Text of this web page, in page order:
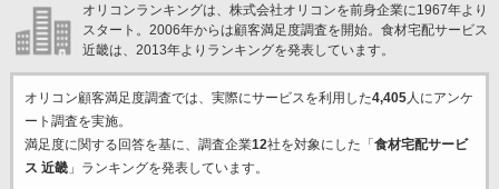
オリコンランキングは、株式会社オリコンを前身企業に1967年より
スタート。2006年からは顧客満足度調査を開始。食材宅配サービス
近畿は、2013年よりランキングを発表しています。
オリコン顧客満足度調査では、実際にサービスを利用した4,405人にアンケ
ート調査を実施。
満足度に関する回答を基に、調査企業12社を対象にした「 食材宅配サービ
ス 近畿」ランキングを発表しています。